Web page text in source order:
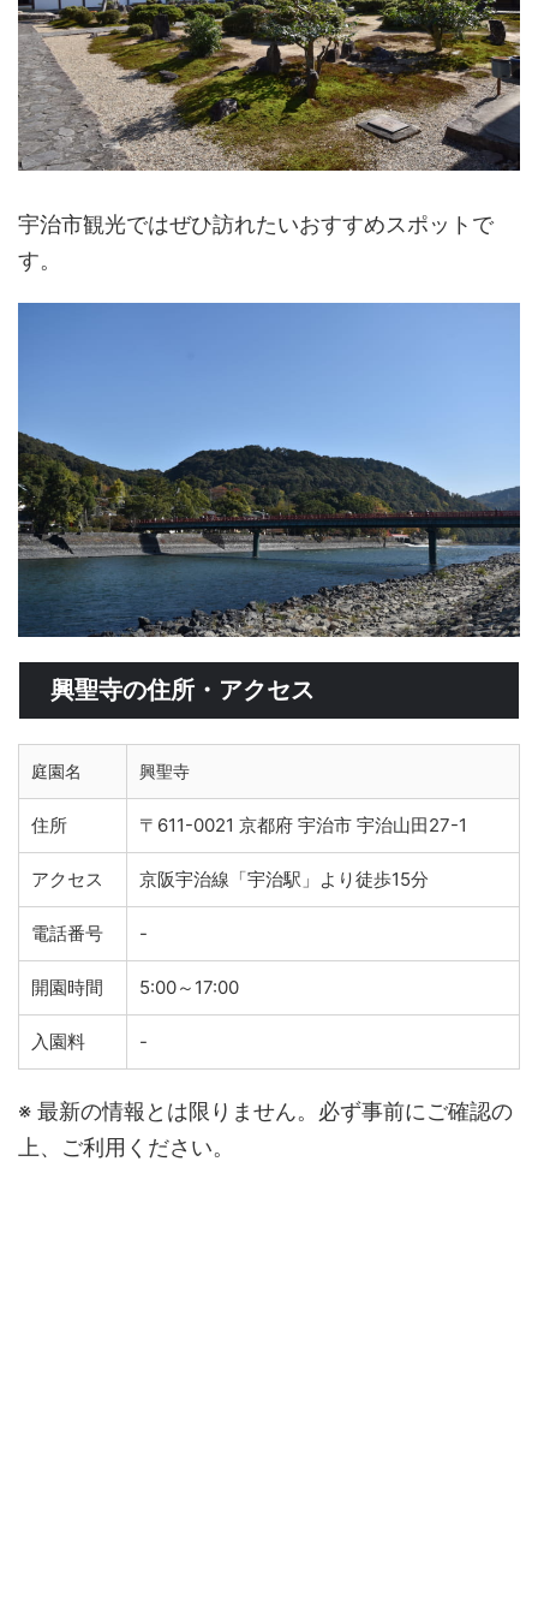
宇治市観光ではぜひ訪れたいおすすめスポットで
す。
興聖寺の住所・アクセス
庭園名 興聖寺
住所 〒611-0021 京都府 宇治市 宇治山田27-1
アクセス 京阪宇治線「宇治駅」より徒歩15分
電話番号 -
開園時間 5:00～17:00
入園料 -
※ 最新の情報とは限りません。必ず事前にご確認の
上、ご利用ください。